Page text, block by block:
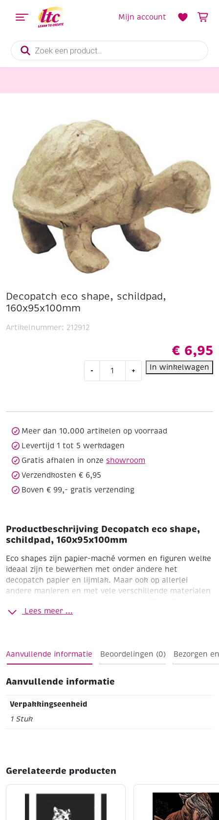
Producten
zoeken
Mijn account
Decopatch eco shape, schildpad,
160x95x100mm
€ 6,95
- + In winkelwagen
Artikelnummer: 212912
Meer dan 10.000 artikelen op voorraad
Levertijd 1 tot 5 werkdagen
Gratis afhalen in onze showroom
Verzendkosten € 6,95
Boven € 99,- gratis verzending
Productbeschrijving Decopatch eco shape,
schildpad, 160x95x100mm
Eco shapes zijn papier-maché vormen en figuren welke
ideaal zijn te bewerken met onder andere het
decopatch papier en lijmlak. Maar ook op allerlei
andere manieren en met vele verschillende materialen
enz.. Het is een veelzijdig basismateriaal met leuke
Lees meer ...
Aanvullende informatie Beoordelingen (0) Bezorgen
Aanvullende informatie
Verpakkingseenheid
1 Stuk
Gerelateerde producten